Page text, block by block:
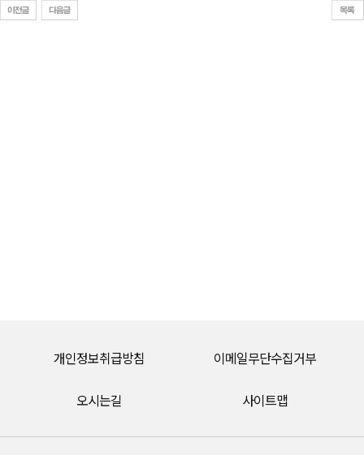
개인정보취급방침 이메일무단수집거부
오시는길 사이트맵